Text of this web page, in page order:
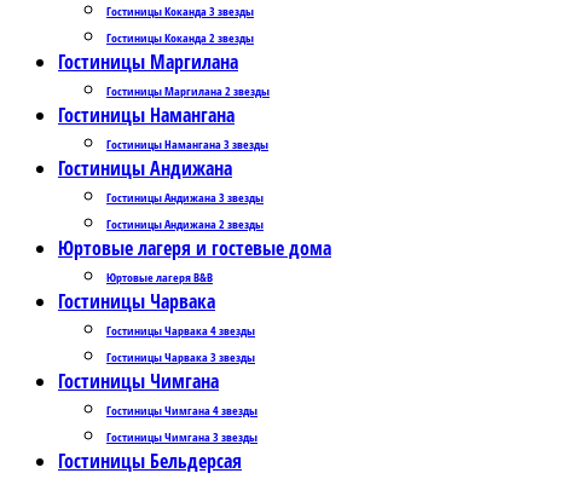
Гостиницы Коканда 3 звезды
Гостиницы Коканда 2 звезды
Гостиницы Маргилана
Гостиницы Маргилана 2 звезды
Гостиницы Намангана
Гостиницы Намангана 3 звезды
Гостиницы Андижана
Гостиницы Андижана 3 звезды
Гостиницы Андижана 2 звезды
Юртовые лагеря и гостевые дома
Юртовые лагеря B&B
Гостиницы Чарвака
Гостиницы Чарвака 4 звезды
Гостиницы Чарвака 3 звезды
Гостиницы Чимгана
Гостиницы Чимгана 4 звезды
Гостиницы Чимгана 3 звезды
Гостиницы Бельдерсая